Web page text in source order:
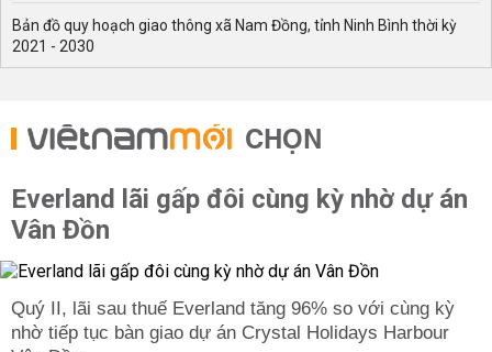
Bản đồ quy hoạch giao thông xã Nam Đồng, tỉnh Ninh Bình thời kỳ
2021 - 2030
CHỌN
Everland lãi gấp đôi cùng kỳ nhờ dự án
Vân Đồn
Quý II, lãi sau thuế Everland tăng 96% so với cùng kỳ
nhờ tiếp tục bàn giao dự án Crystal Holidays Harbour